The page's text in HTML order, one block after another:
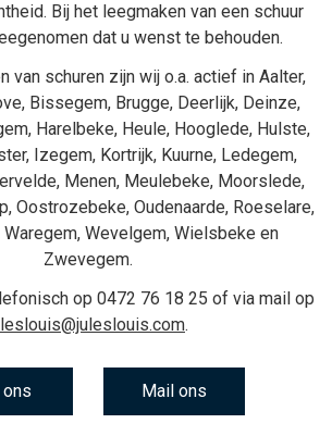
Bij het leegmaken van een schuur
dat u wenst te behouden.
van schuren zijn wij o.a. actief in Aalter,
, Bissegem, Brugge, Deerlijk, Deinze,
, Harelbeke, Heule, Hooglede, Hulste,
, Izegem, Kortrijk, Kuurne, Ledegem,
, Menen, Meulebeke, Moorslede,
, Oostrozebeke, Oudenaarde, Roeselare,
Waregem, Wevelgem, Wielsbeke en
Zwevegem.
op 0472 76 18 25 of via mail op
.
Mail ons